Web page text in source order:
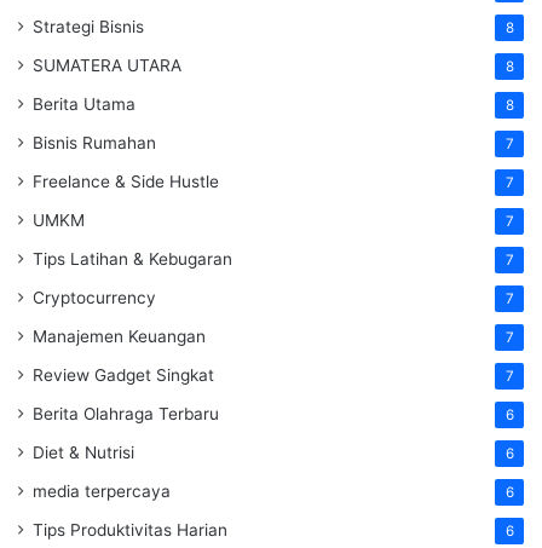
Strategi Bisnis 8
SUMATERA UTARA 8
Berita Utama 8
Bisnis Rumahan 7
Freelance & Side Hustle 7
UMKM 7
Tips Latihan & Kebugaran 7
Cryptocurrency 7
Manajemen Keuangan 7
Review Gadget Singkat 7
Berita Olahraga Terbaru 6
Diet & Nutrisi 6
media terpercaya 6
Tips Produktivitas Harian 6